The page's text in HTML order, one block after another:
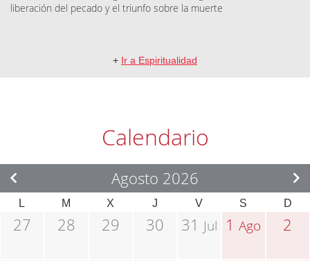
liberación del pecado y el triunfo sobre la muerte
+ Ir a Espiritualidad
Calendario
Agosto 2026
L M X J V S D
27 28 29 30 31 Jul 1Ago 2